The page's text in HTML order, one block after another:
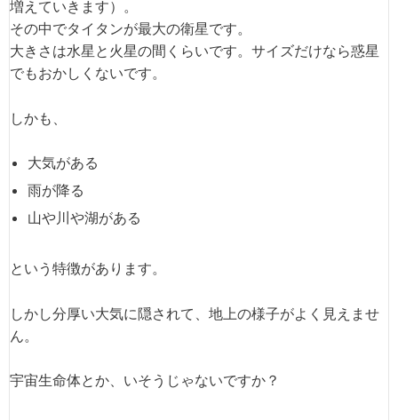
増えていきます）。
その中でタイタンが最大の衛星です。
大きさは水星と火星の間くらいです。サイズだけなら惑星
でもおかしくないです。
しかも、
大気がある
雨が降る
山や川や湖がある
という特徴があります。
しかし分厚い大気に隠されて、地上の様子がよく見えませ
ん。
宇宙生命体とか、いそうじゃないですか？